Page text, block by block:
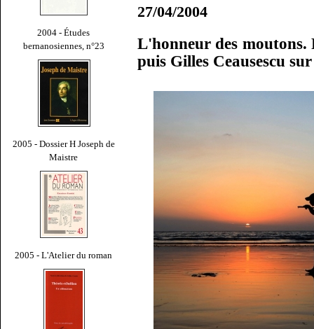
2004 - Études
bernanosiennes, n°23
2005 - Dossier H Joseph de
Maistre
2005 - L'Atelier du roman
27/04/2004
L'honneur des
puis Gilles Ceausescu